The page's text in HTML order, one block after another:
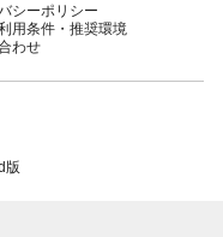
シーポリシー
用条件・推奨環境
わせ
版